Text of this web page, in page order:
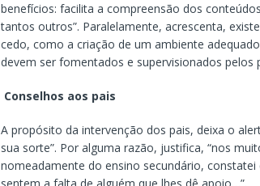
benefícios: facilita a compreensão dos
tantos outros”. Paralelamente, acrescenta,
cedo, como a criação de um ambiente
devem ser fomentados e supervisionados pelos
Conselhos aos pais
A propósito da intervenção dos pais, deixa o
sua sorte”. Por alguma razão, justifica, “nos
nomeadamente do ensino secundário,